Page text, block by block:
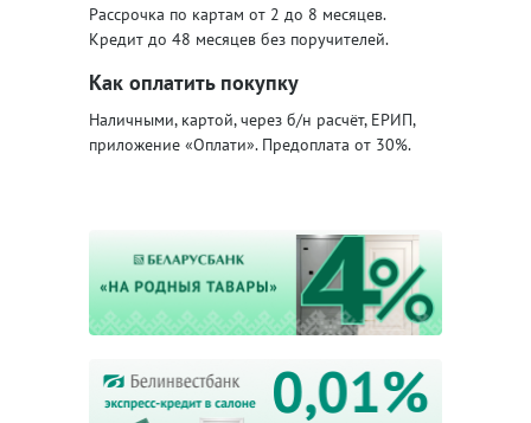
Рассрочка по картам от 2 до 8 месяцев.
Кредит до 48 месяцев без поручителей.
Как оплатить покупку
Наличными, картой, через б/н расчёт, ЕРИП,
приложение «Оплати». Предоплата от 30%.